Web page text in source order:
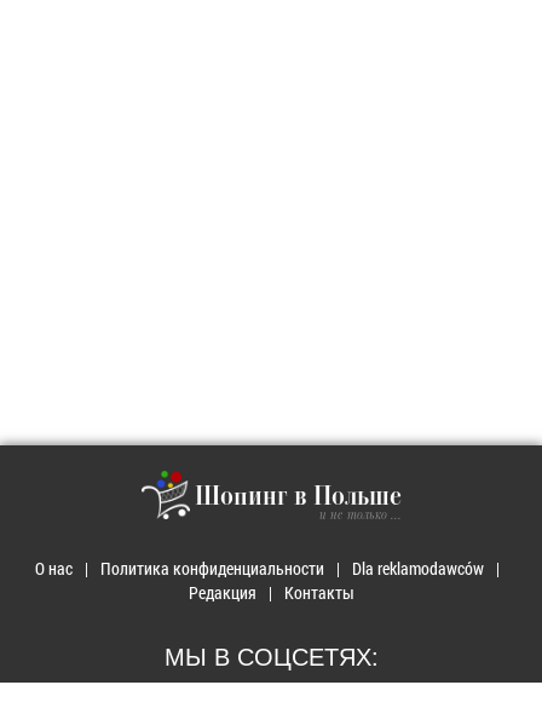
Шопинг в Польше
и не только ...
О нас Политика конфиденциальности
Dla reklamodawców
Редакция
Контакты
МЫ В СОЦСЕТЯХ: